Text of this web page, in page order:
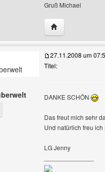
Gruß Michael
Website dieses
Benutzer-
27.11.2008 um
Titel:
DANKE SCHÖN
Das freut mich sehr
Und natürlich freu
LG Jenny